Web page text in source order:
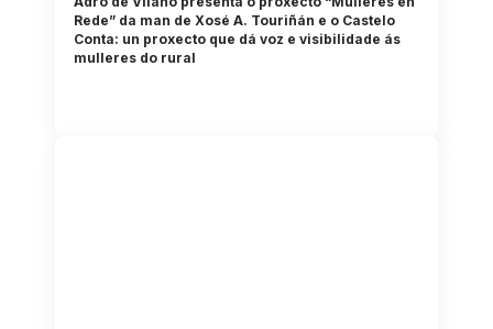
Rede” da man de Xosé A. Touriñán e o Castelo
Conta: un proxecto que dá voz e visibilidade ás
mulleres do rural